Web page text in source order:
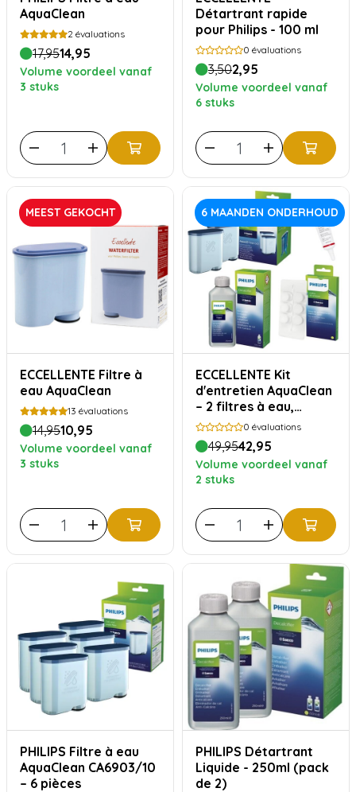
AquaClean
2 évaluations
17,9514,95
Volume voordeel vanaf
3 stuks
Détartrant rapide
pour Philips - 100 ml
0 évaluations
3,502,95
Volume voordeel vanaf
6 stuks
MEEST GEKOCHT
ECCELLENTE Filtre à
eau AquaClean
13 évaluations
14,9510,95
Volume voordeel vanaf
3 stuks
6 MAANDEN ONDERHOUD
ECCELLENTE Kit
d'entretien AquaClean
– 2 filtres à eau,
détartrant, pastilles
nettoyantes et
graisse silicone
0 évaluations
49,9542,95
Volume voordeel vanaf
2 stuks
PHILIPS Filtre à eau
AquaClean CA6903/10
– 6 pièces
PHILIPS Détartrant
Liquide - 250ml (pack
de 2)